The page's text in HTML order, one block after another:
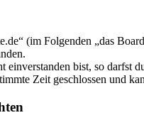
(im Folgenden „das
einverstanden bist, so darfst
Zeit geschlossen und